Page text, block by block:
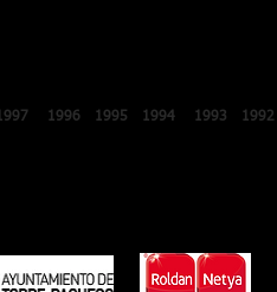
1996 1995 1994 1993 1992